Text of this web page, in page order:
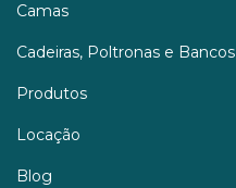
Camas
Cadeiras, Poltronas e Bancos
Produtos
Locação
Blog